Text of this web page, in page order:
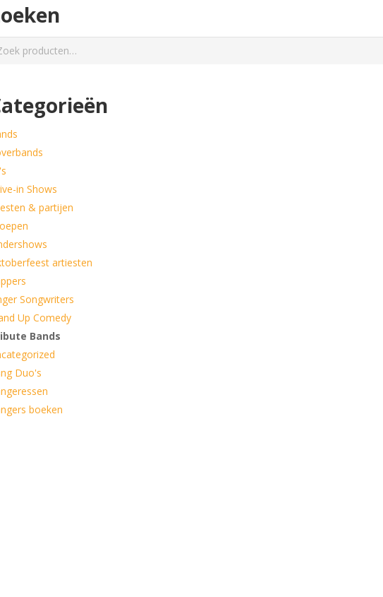
in Shows
& partijen
artiesten
Songwriters
Up Comedy
Bands
Duo's
boeken